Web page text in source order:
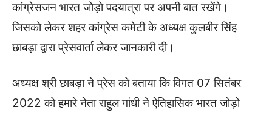
कांग्रेसजन भारत जोड़ो पदयात्रा पर अपनी बात रखेंगे।
जिसको लेकर शहर कांग्रेस कमेटी के अध्यक्ष कुलबीर सिंह
छाबड़ा द्वारा प्रेसवार्ता लेकर जानकारी दी।
अध्यक्ष श्री छाबड़ा ने प्रेस को बताया कि विगत 07 सितंबर
2022 को हमारे नेता राहुल गांधी ने ऐतिहासिक भारत जोड़ो